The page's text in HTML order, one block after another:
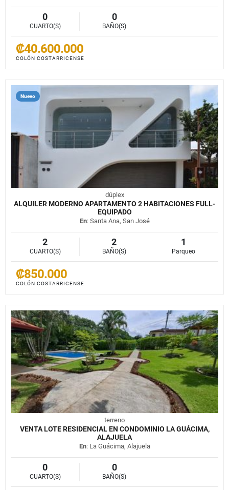
0
CUARTO(S)
0
BAÑO(S)
₡40.600.000
COLÓN COSTARRICENSE
Nuevo
dúplex
ALQUILER MODERNO APARTAMENTO 2 HABITACIONES FULL-
EQUIPADO
En: Santa Ana, San José
2
CUARTO(S)
2
BAÑO(S)
1
Parqueo
₡850.000
COLÓN COSTARRICENSE
terreno
VENTA LOTE RESIDENCIAL EN CONDOMINIO LA GUÁCIMA,
ALAJUELA
En: La Guácima, Alajuela
0
CUARTO(S)
0
BAÑO(S)